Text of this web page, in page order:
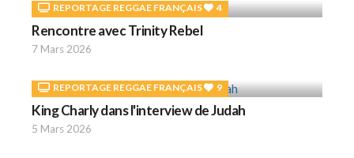
REPORTAGE REGGAE FRANÇAIS 4
Rencontre avec Trinity Rebel
7 Mars 2026
REPORTAGE REGGAE FRANÇAIS 9
King Charly dans l'interview de Judah
5 Mars 2026